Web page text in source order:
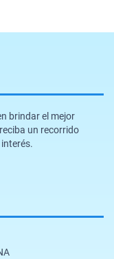
brindar el mejor
un recorrido